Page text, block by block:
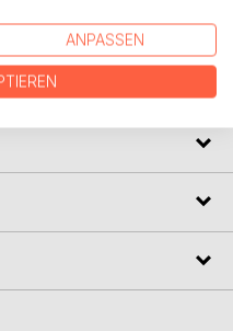
für Kinder von 3 bis 103
ANPASSEN